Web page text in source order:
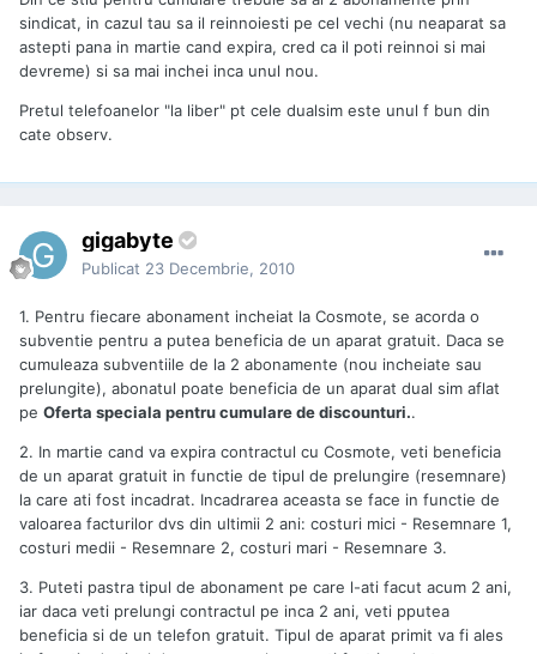
sindicat, in cazul tau sa il reinnoiesti pe cel vechi (nu neaparat sa
astepti pana in martie cand expira, cred ca il poti reinnoi si mai
devreme) si sa mai inchei inca unul nou.
Pretul telefoanelor "la liber" pt cele dualsim este unul f bun din
cate observ.
gigabyte
Publicat 23 Decembrie, 2010
1. Pentru fiecare abonament incheiat la Cosmote, se acorda o
subventie pentru a putea beneficia de un aparat gratuit. Daca se
cumuleaza subventiile de la 2 abonamente (nou incheiate sau
prelungite), abonatul poate beneficia de un aparat dual sim aflat
pe Oferta speciala pentru cumulare de discounturi..
2. In martie cand va expira contractul cu Cosmote, veti beneficia
de un aparat gratuit in functie de tipul de prelungire (resemnare)
la care ati fost incadrat. Incadrarea aceasta se face in functie de
valoarea facturilor dvs din ultimii 2 ani: costuri mici - Resemnare 1,
costuri medii - Resemnare 2, costuri mari - Resemnare 3.
3. Puteti pastra tipul de abonament pe care l-ati facut acum 2 ani,
iar daca veti prelungi contractul pe inca 2 ani, veti pputea
beneficia si de un telefon gratuit. Tipul de aparat primit va fi ales